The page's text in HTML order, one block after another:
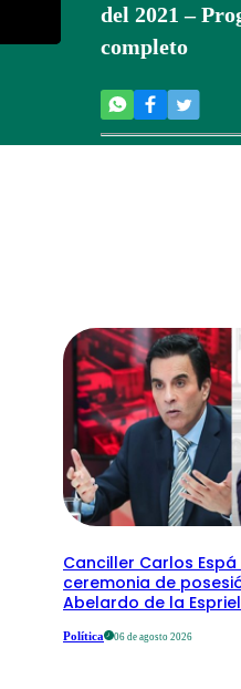
del 2021 –
completo
Canciller Carlos
ceremonia de
Abelardo de la
Política 06 de agosto 2026